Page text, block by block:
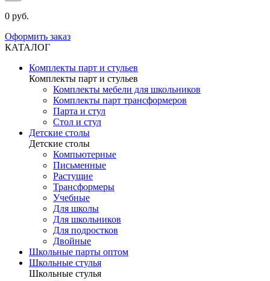
0 руб.
Оформить заказ
КАТАЛОГ
Комплекты парт и стульев
Комплекты парт и стульев
Комплекты мебели для школьников
Комплекты парт трансформеров
Парта и стул
Стол и стул
Детские столы
Детские столы
Компьютерные
Письменные
Растущие
Трансформеры
Учебные
Для школы
Для школьников
Для подростков
Двойные
Школьные парты оптом
Школьные стулья
Школьные стулья